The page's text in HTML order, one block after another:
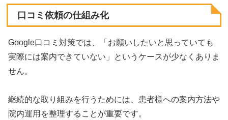
口コミ依頼の仕組み化
Google口コミ対策では、「お願いしたいと思っていても
実際には案内できていない」というケースが少なくありま
せん。
継続的な取り組みを行うためには、患者様への案内方法や
院内運用を整理することが重要です。